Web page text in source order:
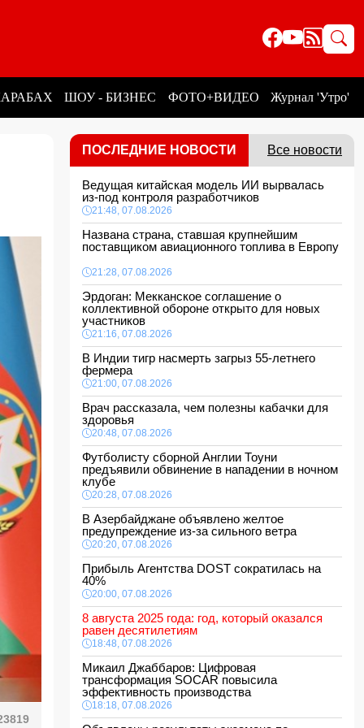
ШОУ - БИЗНЕС ФОТО+ВИДЕО Журнал 'Утро'
ПОСЛЕДНИЕ НОВОСТИ Все новости
Ведущая китайская модель ИИ вырвалась
из-под контроля разработчиков
21:48, 07.08.2026
Названа страна, ставшая крупнейшим
поставщиком авиационного топлива в Европу
21:28, 07.08.2026
Эрдоган: Мекканское соглашение о
коллективной обороне открыто для новых
участников
21:16, 07.08.2026
В Индии тигр насмерть загрыз 55-летнего
фермера
21:00, 07.08.2026
Врач рассказала, чем полезны кабачки для
здоровья
20:48, 07.08.2026
Футболисту сборной Англии Тоуни
предъявили обвинение в нападении в ночном
клубе
20:28, 07.08.2026
В Азербайджане объявлено желтое
предупреждение из-за сильного ветра
20:20, 07.08.2026
Прибыль Агентства DOST сократилась на
40%
20:00, 07.08.2026
8 августа 2025 года: год, который оказался
равен десятилетиям
18:48, 07.08.2026
Микаил Джаббаров: Цифровая
трансформация SOCAR повысила
эффективность производства
18:18, 07.08.2026